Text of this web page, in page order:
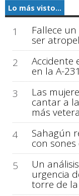
Lo más visto...
1 Fallece
ser
2
Accidente
en la A-
3
Las
cantar a
más
4
Sahagún
con
5
Un
urgencia
torre de la